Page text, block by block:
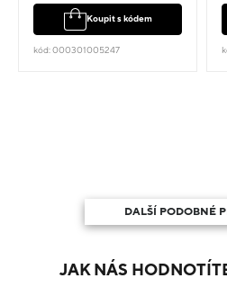
Koupit s kódem
kód: 000301005247
DALŠÍ PODOBNÉ
JAK NÁS